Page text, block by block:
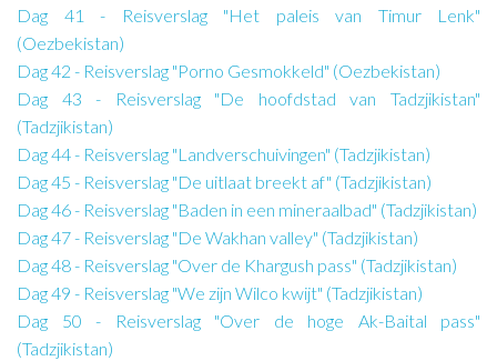
Dag 41 - Reisverslag "Het paleis van Timur Lenk"
(Oezbekistan)
Dag 42 - Reisverslag "Porno Gesmokkeld" (Oezbekistan)
Dag 43 - Reisverslag "De hoofdstad van Tadzjikistan"
(Tadzjikistan)
Dag 44 - Reisverslag "Landverschuivingen" (Tadzjikistan)
Dag 45 - Reisverslag "De uitlaat breekt af" (Tadzjikistan)
Dag 46 - Reisverslag "Baden in een mineraalbad" (Tadzjikistan)
Dag 47 - Reisverslag "De Wakhan valley" (Tadzjikistan)
Dag 48 - Reisverslag "Over de Khargush pass" (Tadzjikistan)
Dag 49 - Reisverslag "We zijn Wilco kwijt" (Tadzjikistan)
Dag 50 - Reisverslag "Over de hoge Ak-Baital pass"
(Tadzjikistan)